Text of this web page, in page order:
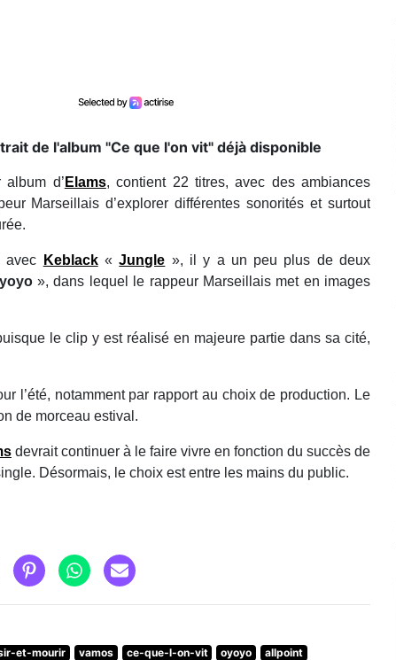
de l'album "Ce que l'on vit" déjà disponible
d’ Elams, contient 22 titres, avec des ambiances
Marseillais d’explorer différentes sonorités et surtout
avec Keblack «Jungle », il y a un peu plus de deux
», dans lequel le rappeur Marseillais met en images
le clip y est réalisé en majeure partie dans sa cité,
l’été, notamment par rapport au choix de production. Le
de morceau estival.
devrait continuer à le faire vivre en fonction du succès de
Désormais, le choix est entre les mains du public.
et-mourir vamos ce-que-l-on-vit oyoyo allpoint